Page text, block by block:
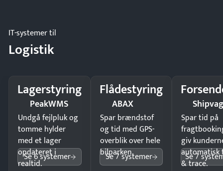
IT-systemer til
Logistik
Lagerstyring
PeakWMS
Undgå fejlpluk og
tomme hylder
med et lager
opdateret i
realtid.
Se 6 systemer
Flådestyring
ABAX
Spar brændstof
og tid med GPS-
overblik over hele
bilparken.
Se 7 systemer
Spar tid på
giv
automatisk
& trace.
Se 7